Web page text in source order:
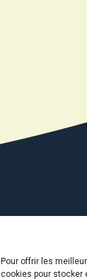
Pour offrir les
cookies pour stocker
Avec le